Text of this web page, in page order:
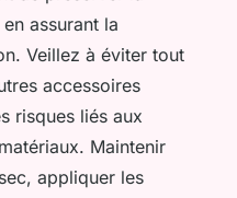
assurant la
Veillez à éviter tout
accessoires
risques liés aux
Maintenir
appliquer les